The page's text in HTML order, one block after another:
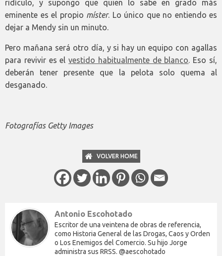
ridículo, y supongo que quien lo sabe en grado más
eminente es el propio míster. Lo único que no entiendo es
dejar a Mendy sin un minuto.
Pero mañana será otro día, y si hay un equipo con agallas
para revivir es elvestido habitualmente de blanco. Eso sí,
deberán tener presente que la pelota solo quema al
desganado.
Fotografías Getty Images
VOLVER HOME
Antonio Escohotado
Escritor de una veintena de obras de referencia,
como Historia General de las Drogas, Caos y Orden
o Los Enemigos del Comercio. Su hijo Jorge
administra sus RRSS. @aescohotado